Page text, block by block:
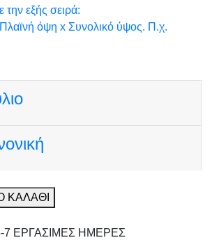
εξής σειρά:
όψη x Συνολικό ύψος. Π.χ.
ΚΑΛΑΘΙ
7 ΕΡΓΑΣΙΜΕΣ ΗΜΕΡΕΣ